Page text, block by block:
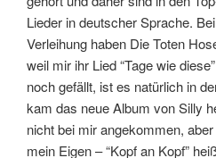
Lieder in deutscher Sprache.
Verleihung haben Die Toten
weil mir ihr Lied “Tage wie
noch gefällt, ist es natürlich in
kam das neue Album von Silly
nicht bei mir angekommen,
mein Eigen – “Kopf an Kopf”